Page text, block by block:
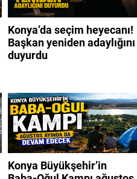
Konya’da seçim heyecanı!
Başkan yeniden adaylığını
duyurdu
Konya Büyükşehir’in